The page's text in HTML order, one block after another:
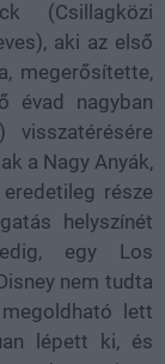
(Csillagközi
aki az első
megerősítette,
évad nagyban
visszatérésére
a Nagy Anyák,
része
helyszínét
egy Los
nem tudta
lett
lépett ki, és